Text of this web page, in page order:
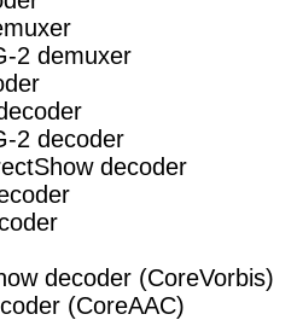
2 demuxer
2 decoder
decoder
decoder (CoreVorbis)
(CoreAAC)